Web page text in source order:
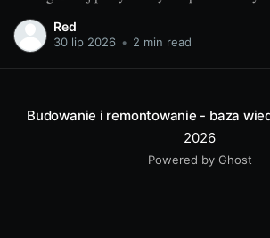
procesu drukarskiego, niezależnie od
montażowe. Właściwe ich doborowanie
Red
30 lip 2026 • 2 min read
Budowanie i remontowanie - baza
2026
Powered by Ghost